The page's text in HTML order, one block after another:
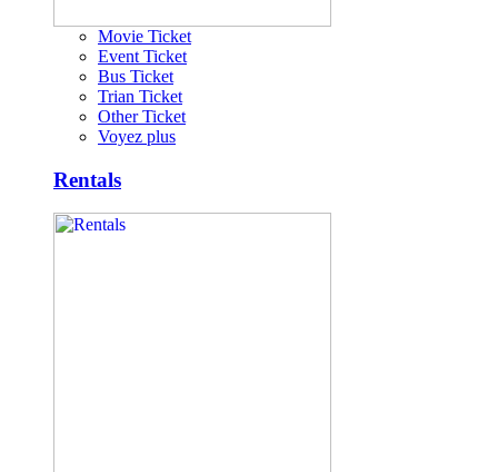
Movie Ticket
Event Ticket
Bus Ticket
Trian Ticket
Other Ticket
Voyez plus
Rentals